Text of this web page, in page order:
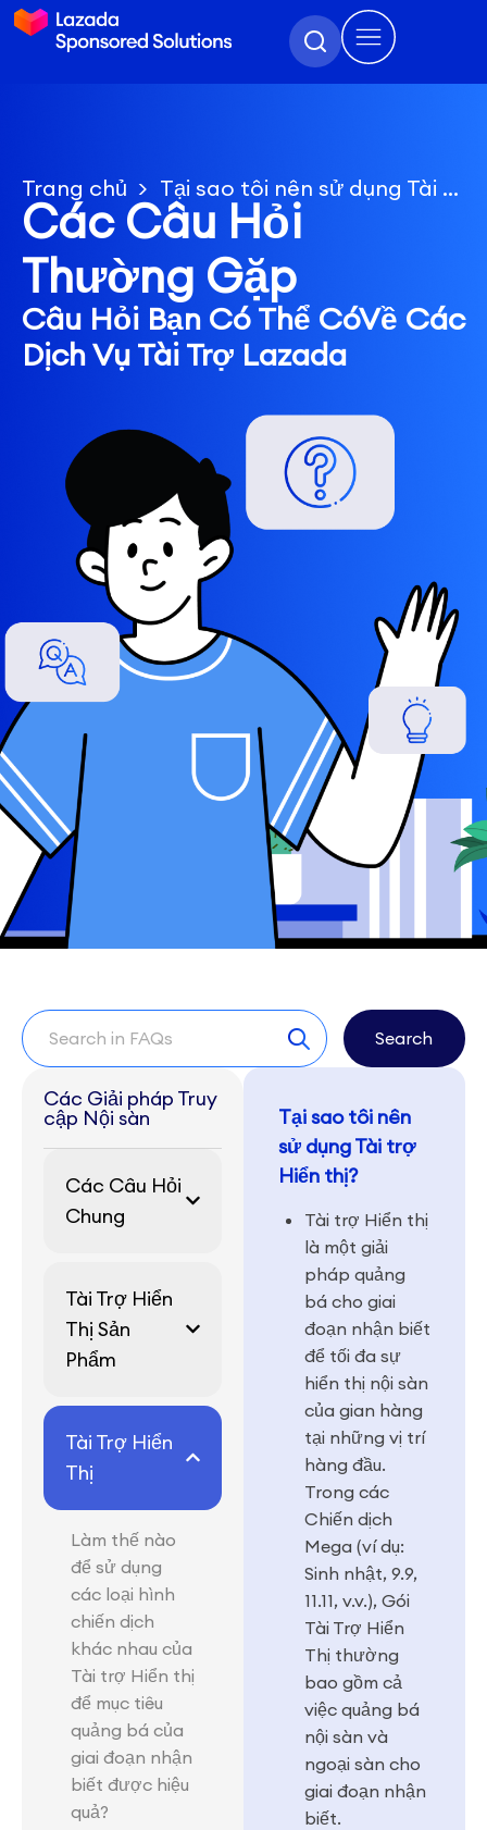
Trang chủ Tại sao tôi nên sử dụng Tài trợ Hiển thị?
Các Câu Hỏi
Thường Gặp
Câu Hỏi Bạn Có Thể CóVề Các
Dịch Vụ Tài Trợ Lazada
Search
Các Giải pháp Truy
cập Nội sàn
Các Câu Hỏi
Chung
Tài Trợ Hiển
Thị Sản
Phẩm
Tài Trợ Hiển
Thị
Làm thế nào
để sử dụng
các loại hình
chiến dịch
khác nhau của
Tài trợ Hiển thị
để mục tiêu
quảng bá của
giai đoạn nhận
biết được hiệu
quả?
Tại sao tôi nên
sử dụng Tài trợ
Hiển thị?
Tài trợ Hiển thị
là một giải
pháp quảng
bá cho giai
đoạn nhận biết
để tối đa sự
hiển thị nội sàn
của gian hàng
tại những vị trí
hàng đầu.
Trong các
Chiến dịch
Mega (ví dụ:
Sinh nhật, 9.9,
11.11, v.v.), Gói
Tài Trợ Hiển
Thị thường
bao gồm cả
việc quảng bá
nội sàn và
ngoại sàn cho
giai đoạn nhận
biết.